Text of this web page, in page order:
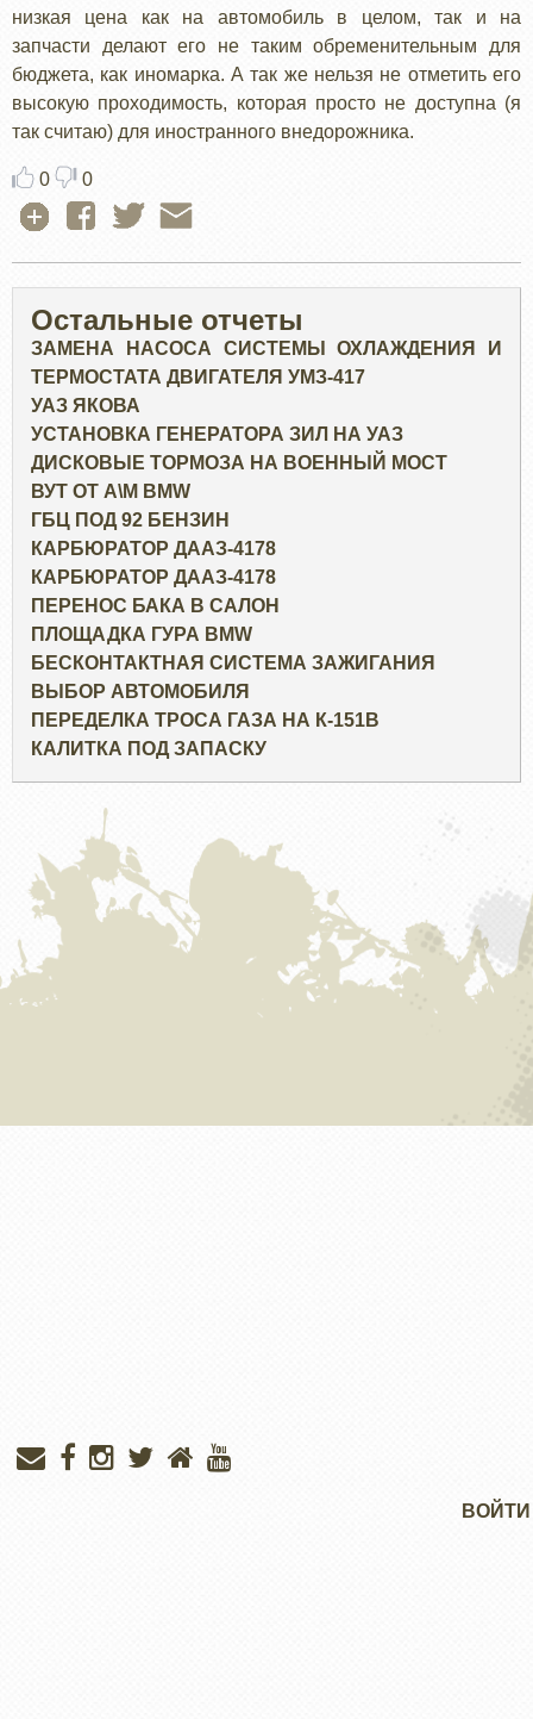
низкая цена как на автомобиль в целом, так и на
запчасти делают его не таким обременительным для
бюджета, как иномарка. А так же нельзя не отметить его
высокую проходимость, которая просто не доступна (я
так считаю) для иностранного внедорожника.
0 0
Остальные отчеты
ЗАМЕНА НАСОСА СИСТЕМЫ ОХЛАЖДЕНИЯ И
ТЕРМОСТАТА ДВИГАТЕЛЯ УМЗ-417
УАЗ ЯКОВА
УСТАНОВКА ГЕНЕРАТОРА ЗИЛ НА УАЗ
ДИСКОВЫЕ ТОРМОЗА НА ВОЕННЫЙ МОСТ
ВУТ ОТ А\М BMW
ГБЦ ПОД 92 БЕНЗИН
КАРБЮРАТОР ДААЗ-4178
КАРБЮРАТОР ДААЗ-4178
ПЕРЕНОС БАКА В САЛОН
ПЛОЩАДКА ГУРА BMW
БЕСКОНТАКТНАЯ СИСТЕМА ЗАЖИГАНИЯ
ВЫБОР АВТОМОБИЛЯ
ПЕРЕДЕЛКА ТРОСА ГАЗА НА К-151В
КАЛИТКА ПОД ЗАПАСКУ
ВОЙТИ